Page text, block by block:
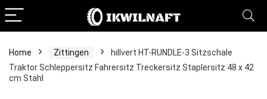
Home Zittingen
hillvert HT-RUNDLE-3 Sitzschale
Traktor Schleppersitz Fahrersitz Treckersitz Staplersitz 48 x 42
cm Stahl